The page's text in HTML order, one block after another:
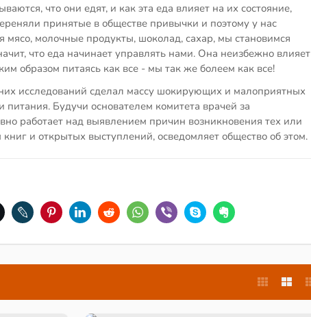
что они едят, и как эта еда влияет на их состояние,
принятые в обществе привычки и поэтому у нас
молочные продукты, шоколад, сахар, мы становимся
что еда начинает управлять нами. Она неизбежно влияет
образом питаясь как все - мы так же болеем как все!
исследований сделал массу шокирующих и малоприятных
питания. Будучи основателем комитета врачей за
работает над выявлением причин возникновения тех или
и открытых выступлений, осведомляет общество об этом.